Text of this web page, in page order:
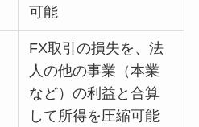
可能
FX取引の損失を、法
人の他の事業（本業
など）の利益と合算
して所得を圧縮可能